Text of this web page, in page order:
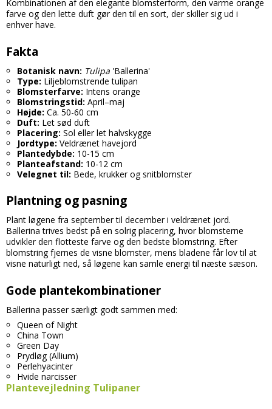
Kombinationen af den elegante blomsterform, den varme orange
farve og den lette duft gør den til en sort, der skiller sig ud i
enhver have.
Fakta
Botanisk navn: Tulipa'Ballerina'
Type: Liljeblomstrende tulipan
Blomsterfarve: Intens orange
Blomstringstid: April–maj
Højde: Ca. 50-60 cm
Duft: Let sød duft
Placering: Sol eller let halvskygge
Jordtype: Veldrænet havejord
Plantedybde: 10-15 cm
Planteafstand: 10-12 cm
Velegnet til: Bede, krukker og snitblomster
Plantning og pasning
Plant løgene fra september til december i veldrænet jord.
Ballerina trives bedst på en solrig placering, hvor blomsterne
udvikler den flotteste farve og den bedste blomstring. Efter
blomstring fjernes de visne blomster, mens bladene får lov til at
visne naturligt ned, så løgene kan samle energi til næste sæson.
Gode plantekombinationer
Ballerina passer særligt godt sammen med:
Queen of Night
China Town
Green Day
Prydløg (Allium)
Perlehyacinter
Hvide narcisser
Plantevejledning Tulipaner